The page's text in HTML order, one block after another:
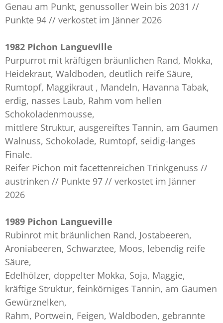
Genau am Punkt, genussoller Wein bis 2031 //
Punkte 94 // verkostet im Jänner 2026
1982 Pichon Langueville
Purpurrot mit kräftigen bräunlichen Rand, Mokka,
Heidekraut, Waldboden, deutlich reife Säure,
Rumtopf, Maggikraut , Mandeln, Havanna Tabak,
erdig, nasses Laub, Rahm vom hellen
Schokoladenmousse,
mittlere Struktur, ausgereiftes Tannin, am Gaumen
Walnuss, Schokolade, Rumtopf, seidig-langes
Finale.
Reifer Pichon mit facettenreichen Trinkgenuss //
austrinken // Punkte 97 // verkostet im Jänner
2026
1989 Pichon Langueville
Rubinrot mit bräunlichen Rand, Jostabeeren,
Aroniabeeren, Schwarztee, Moos, lebendig reife
Säure,
Edelhölzer, doppelter Mokka, Soja, Maggie,
kräftige Struktur, feinkörniges Tannin, am Gaumen
Gewürznelken,
Rahm, Portwein, Feigen, Waldboden, gebrannte